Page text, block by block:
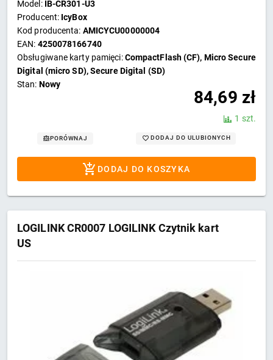
Model: IB-CR301-U3
Producent: IcyBox
Kod producenta: AMICYCU00000004
EAN: 4250078166740
Obsługiwane karty pamięci:CompactFlash (CF), Micro Secure
Digital (micro SD), Secure Digital (SD)
Stan: Nowy
84,69 zł
1 szt.
PORÓWNAJ DODAJ DO ULUBIONYCH
DODAJ DO KOSZYKA
LOGILINK CR0007 LOGILINK Czytnik kart
US